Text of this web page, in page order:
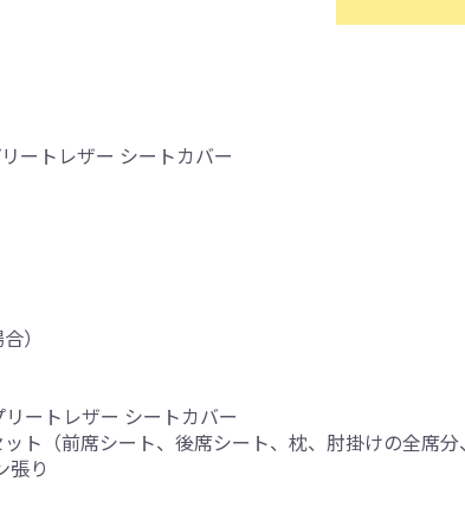
ートレザー シートカバー
）
ートレザー シートカバー
ト（前席シート、後席シート、枕、肘掛けの全席分
張り